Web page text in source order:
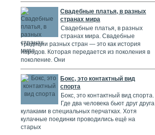
Свадебные платья, в разных
странах мира
Свадебные платья, в разных
странах мира. Свадебные
традиции разных стран — это как история
народов. Которая передается из поколения в
поколение. Они
Бокс, это контактный вид
спорта
Бокс, это контактный вид спорта.
Где два человека бьют друг друга
кулаками в специальных перчатках. Хотя
кулачные поединки проводились ещё на
старых